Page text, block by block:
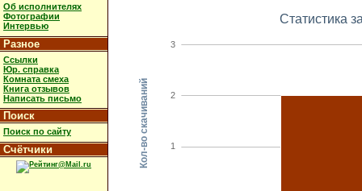
Об исполнителях
Фотографии
Интервью
Разное
Ссылки
Юр. справка
Комната смеха
Книга отзывов
Написать письмо
Поиск
Поиск по сайту
Счётчики 1
2
3
Кол-во скачиваний
Статистика